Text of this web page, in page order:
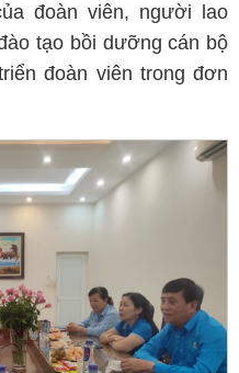
đoàn viên, người lao
tạo bồi dưỡng cán bộ
đoàn viên trong đơn